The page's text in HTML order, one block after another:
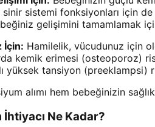
sinir sistemi fonksiyonları için
gelişimini tamamlamak
İçin: Hamilelik, vücudunuz için
kemik erimesi (osteoporoz)
yüksek tansiyon (preeklampsi)
alımı hem bebeğinizin
Ne Kadar?